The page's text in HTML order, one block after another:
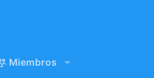
Miembros